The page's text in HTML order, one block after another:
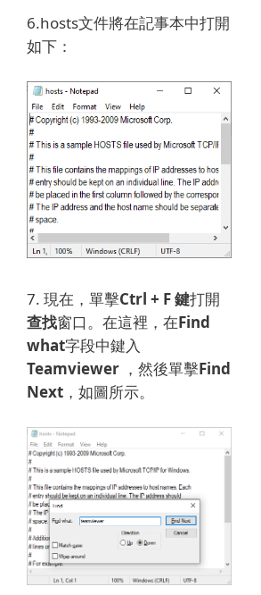
6.hosts文件將在記事本中打開
如下：
7. 現在，單擊Ctrl + F 鍵打開
查找窗口。 在這裡，在Find
what字段中鍵入
Teamviewer ，然後單擊Find
Next ，如圖所示。